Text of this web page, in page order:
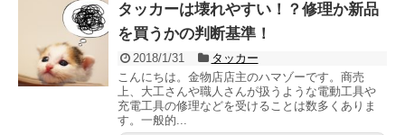
タッカーは壊れやすい！？修理か新品
を買うかの判断基準！
2018/1/31
タッカー
こんにちは。金物店店主のハマゾーです。商売
上、大工さんや職人さんが扱うような電動工具や
充電工具の修理などを受けることは数多くありま
す。一般的...